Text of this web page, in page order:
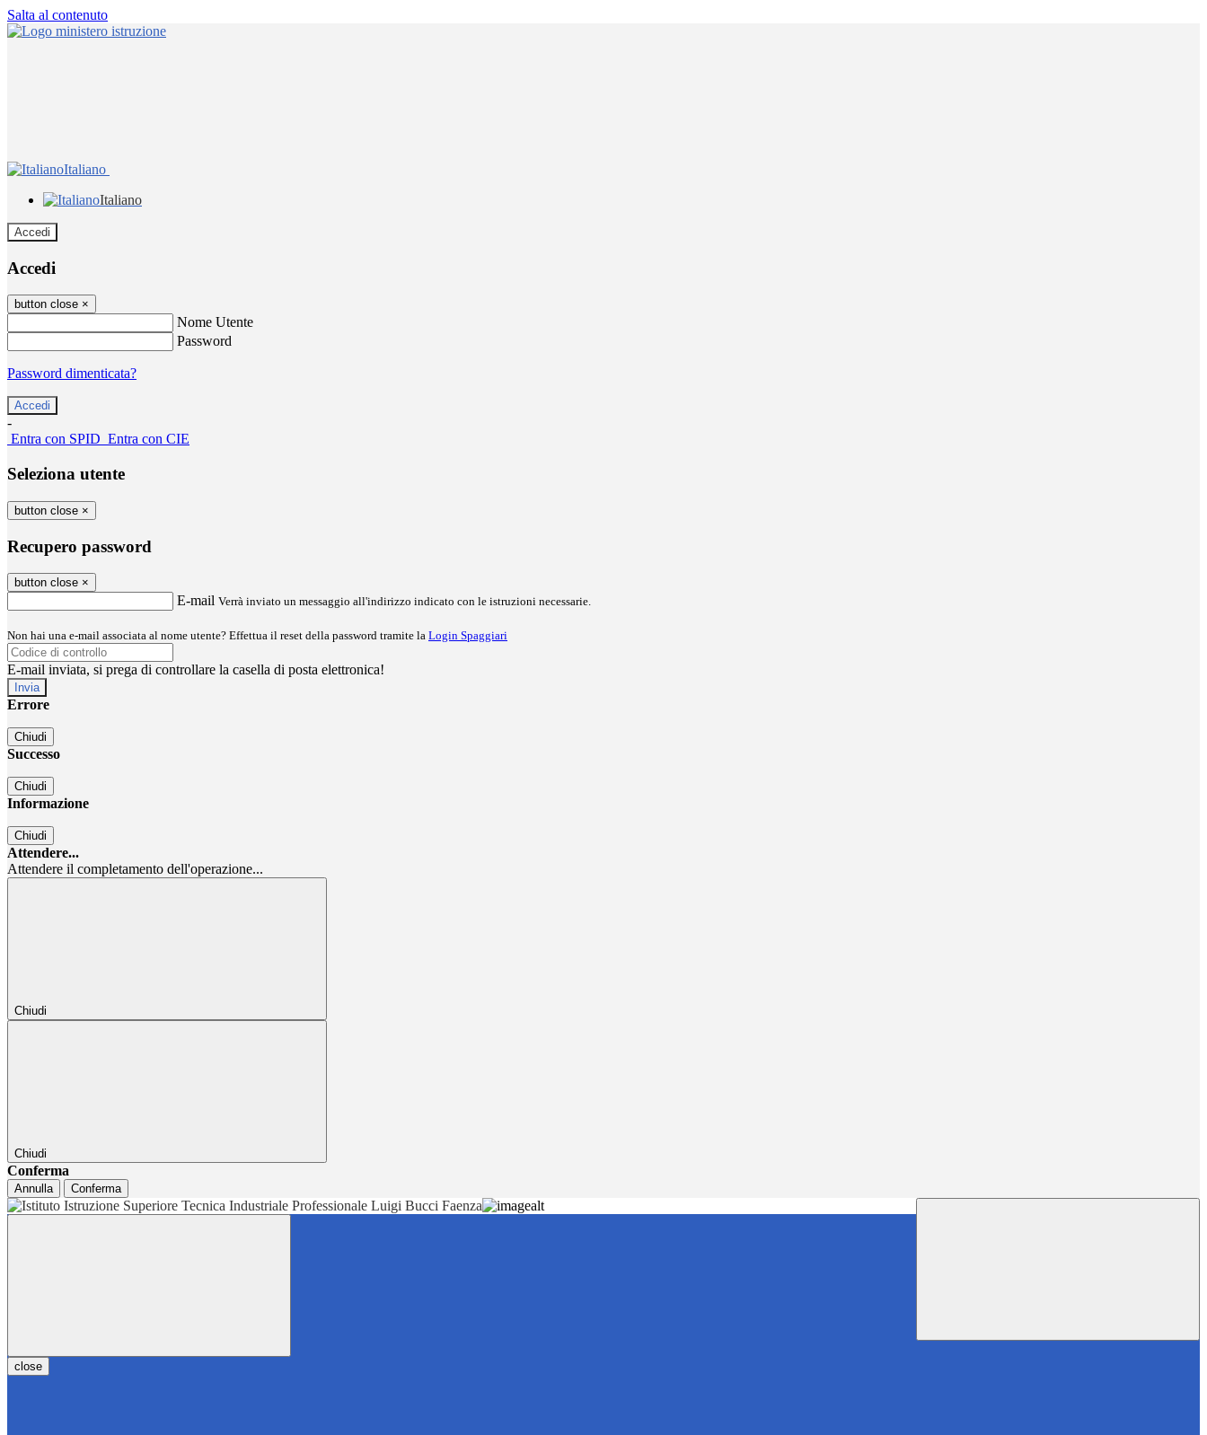
Salta al contenuto
Italiano
Italiano
Accedi
Accedi
button close ×
Nome Utente
Password
Password dimenticata?
-
Entra con SPID Entra con CIE
Seleziona utente
button close ×
Recupero password
button close ×
E-mail Verrà inviato un messaggio all'indirizzo indicato con le istruzioni necessarie.
Non hai una e-mail associata al nome utente? Effettua il reset della password tramite la Login Spaggiari
E-mail inviata, si prega di controllare la casella di posta elettronica!
Errore
Chiudi
Successo
Chiudi
Informazione
Chiudi
Attendere...
Attendere il completamento dell'operazione...
Chiudi
Chiudi
Conferma
Annulla Conferma
close